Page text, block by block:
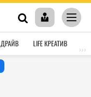
ДРАЙВ LIFE КРЕАТИВ
›››